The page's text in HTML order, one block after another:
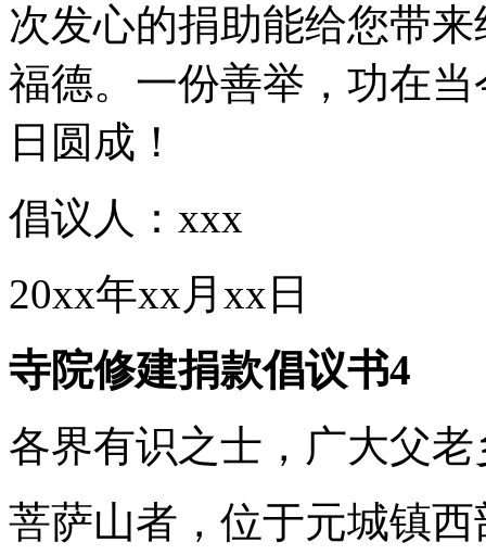
次发心的捐助能给您带
福德。一份善举，功在
日圆成！
倡议人：xxx
20xx年xx月xx日
寺院修建捐款倡议书4
各界有识之士，广大父老
菩萨山者，位于元城镇